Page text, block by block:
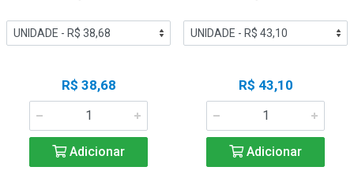
R$ 38,68
Adicionar
R$ 43,10
Adicionar